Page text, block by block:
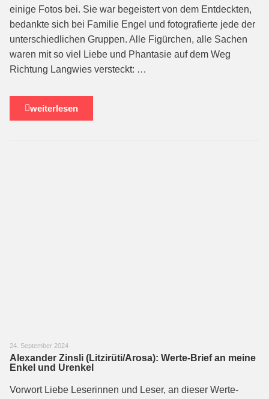
einige Fotos bei. Sie war begeistert von dem Entdeckten,
bedankte sich bei Familie Engel und fotografierte jede der
unterschiedlichen Gruppen. Alle Figürchen, alle Sachen
waren mit so viel Liebe und Phantasie auf dem Weg
Richtung Langwies versteckt: …
weiterlesen
24. September 2024
Alexander Zinsli (Litzirüti/Arosa): Werte-Brief an meine
Enkel und Urenkel
Vorwort Liebe Leserinnen und Leser, an dieser Werte-